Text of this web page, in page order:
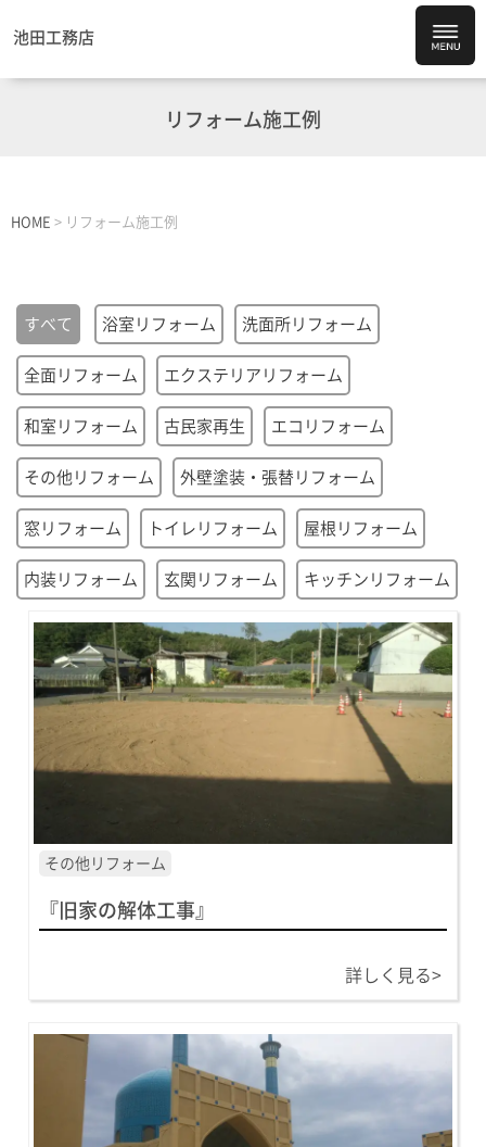
池田工務店
リフォーム施工例
HOME > リフォーム施工例
すべて 浴室リフォーム 洗面所リフォーム
全面リフォーム エクステリアリフォーム
和室リフォーム 古民家再生 エコリフォーム
その他リフォーム 外壁塗装・張替リフォーム
窓リフォーム トイレリフォーム 屋根リフォーム
内装リフォーム 玄関リフォーム キッチンリフォーム
その他リフォーム
『旧家の解体工事』
詳しく見る>